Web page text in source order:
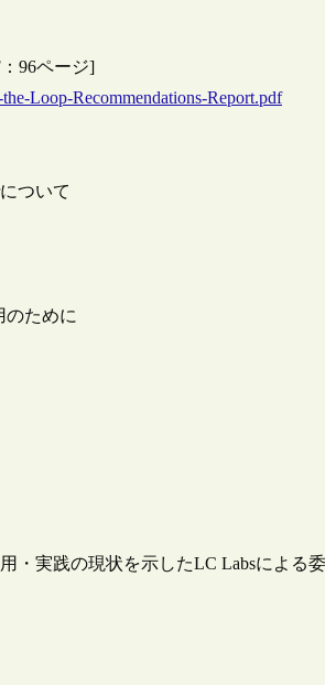
96ページ]
Loop-Recommendations-Report.pdf
ついて
のために
実践の現状を示したLC Labsによる